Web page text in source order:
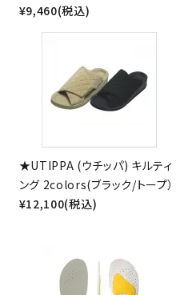
¥9,460(税込)
★UTIPPA (ウチッパ) キルティ
ング 2colors(ブラック/トープ）
¥12,100(税込)